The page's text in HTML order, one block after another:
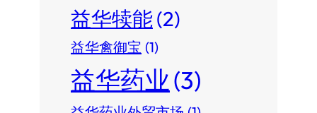
益华犊能(2)
益华禽御宝 (1)
益华药业(3)